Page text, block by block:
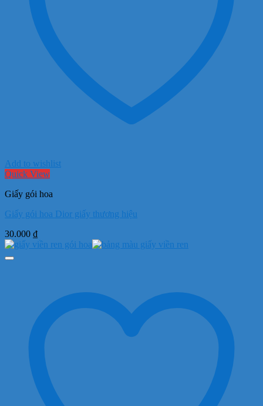
Add to wishlist
Quick View
Giấy gói hoa
Giấy gói hoa Dior giấy thương hiệu
30.000 ₫